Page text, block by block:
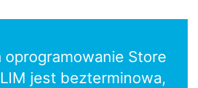
oprogramowanie Store
jest bezterminowa,